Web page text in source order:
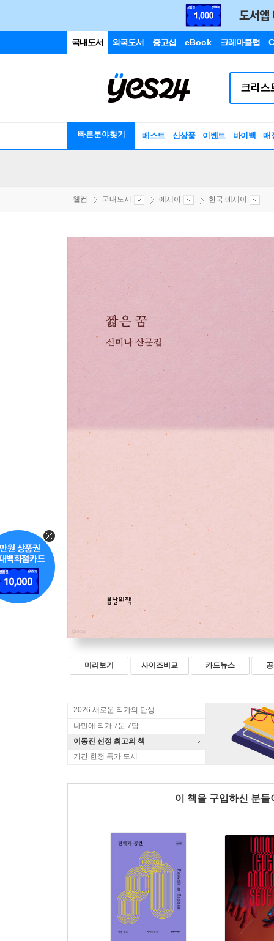
국내도서 외국도서 중고샵 eBook 크레마클럽
빠른분야찾기 베스트 신상품 이벤트 바이백 매
웰컴 국내도서 에세이 한국 에세이
미리보기 사이즈비교 카드뉴스
2026 새로운 작가의 탄생
나민애 작가 7문 7답
이동진 선정 최고의 책
기간 한정 특가 도서
이 책을 구입하신 분